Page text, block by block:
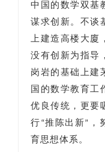
中国的数学双基
谋求创新。不谈
上建造高楼大廈
没有创新为指导
岗岩的基础上建
国的数学教育工
优良传统，更要
行“推陈出新”，
育思想体系。